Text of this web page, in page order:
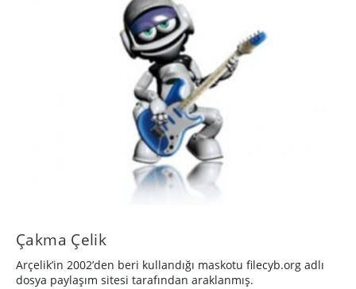
Çakma Çelik
Arçelik’in 2002’den beri kullandığı maskotu filecyb.org adlı
dosya paylaşım sitesi tarafından araklanmış.